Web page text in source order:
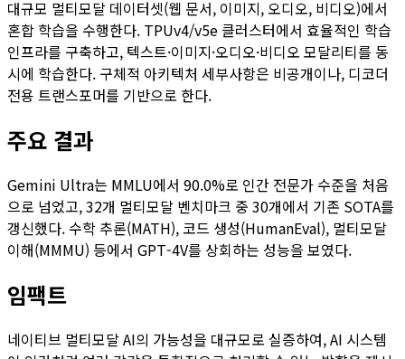
대규모 멀티모달 데이터셋(웹 문서, 이미지, 오디오, 비디오)에서
혼합 학습을 수행한다. TPUv4/v5e 클러스터에서 효율적인 학습
인프라를 구축하고, 텍스트·이미지·오디오·비디오 모달리티를 동
시에 학습한다. 구체적 아키텍처 세부사항은 비공개이나, 디코더
전용 트랜스포머를 기반으로 한다.
주요 결과
Gemini Ultra는 MMLU에서 90.0%로 인간 전문가 수준을 처음
으로 넘었고, 32개 멀티모달 벤치마크 중 30개에서 기존 SOTA를
갱신했다. 수학 추론(MATH), 코드 생성(HumanEval), 멀티모달
이해(MMMU) 등에서 GPT-4V를 상회하는 성능을 보였다.
임팩트
네이티브 멀티모달 AI의 가능성을 대규모로 실증하여, AI 시스템